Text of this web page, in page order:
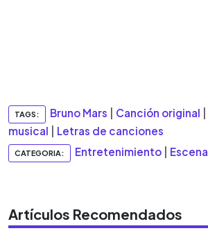
TAGS: Bruno Mars Canción original
musical
Letras de canciones
CATEGORIA: Entretenimiento Escena
Artículos Recomendados